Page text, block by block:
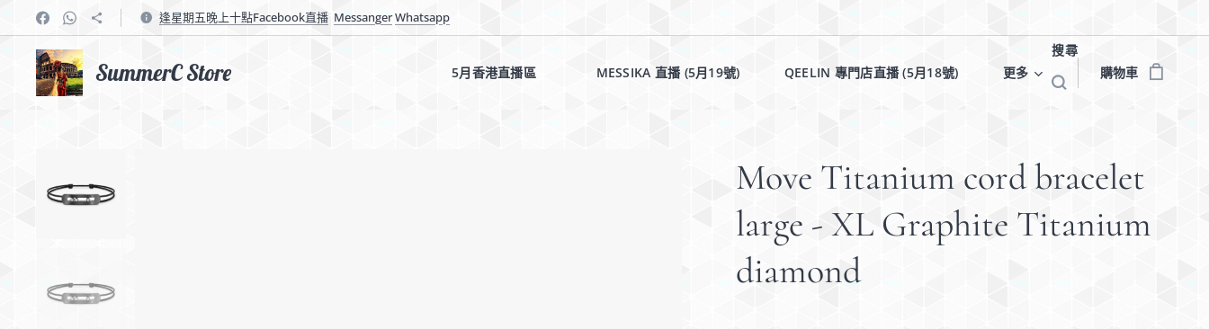
逢星期五晚上十點Facebook直播 MessangerWhatsapp
SummerC Store 5月香港直播區✨✨ MESSIKA 直播 (5月19號)✨ QEELIN 專門店直播 (5月18號)✨ 更多
搜尋
購物車
Move Titanium cord bracelet
large - XL Graphite Titanium
diamond